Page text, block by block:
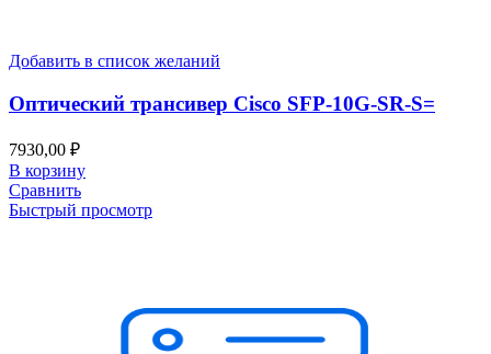
Добавить в список желаний
Оптический трансивер Cisco SFP-10G-SR-S=
7930,00 ₽
В корзину
Сравнить
Быстрый просмотр